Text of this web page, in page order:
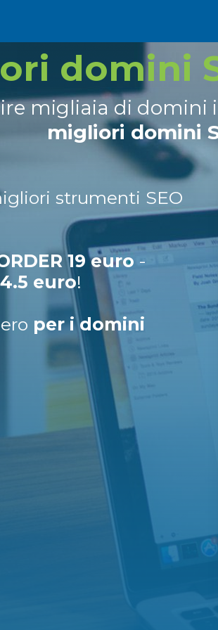
domini
migliaia di domini
migliori domini
strumenti SEO
19 euro -
euro!
per i domini